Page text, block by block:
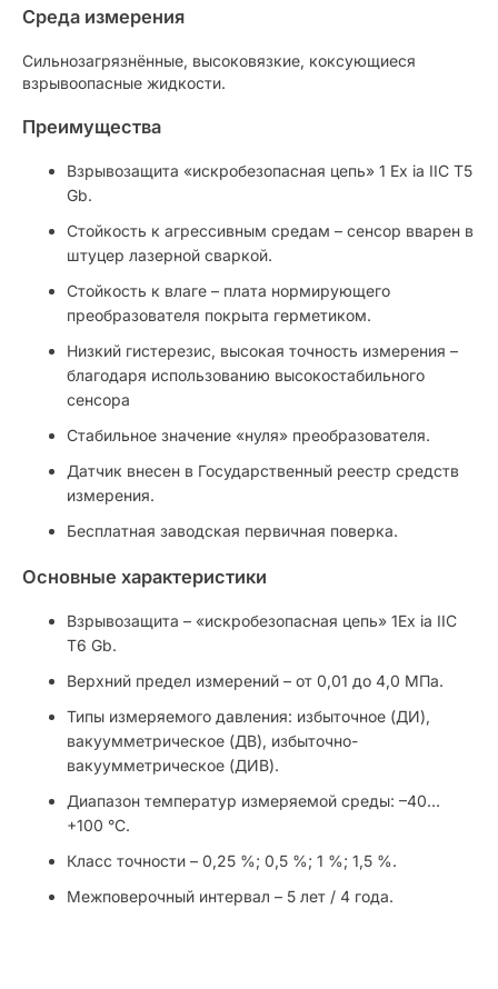
Среда измерения
Cильнозагрязнённые, высоковязкие, коксующиеся
взрывоопасные жидкости.
Преимущества
Взрывозащита «искробезопасная цепь» 1 Ex ia IIC T5
Gb.
Стойкость к агрессивным средам – сенсор вварен в
штуцер лазерной сваркой.
Стойкость к влаге – плата нормирующего
преобразователя покрыта герметиком.
Низкий гистерезис, высокая точность измерения –
благодаря использованию высокостабильного
сенсора
Стабильное значение «нуля» преобразователя.
Датчик внесен в Государственный реестр средств
измерения.
Бесплатная заводская первичная поверка.
Основные характеристики
Взрывозащита – «искробезопасная цепь» 1Ex ia IIC
T6 Gb.
Верхний предел измерений – от 0,01 до 4,0 МПа.
Типы измеряемого давления: избыточное (ДИ),
вакуумметрическое (ДВ), избыточно-
вакуумметрическое (ДИВ).
Диапазон температур измеряемой среды: –40…
+100 °С.
Класс точности – 0,25 %; 0,5 %; 1 %; 1,5 %.
Межповерочный интервал – 5 лет / 4 года.